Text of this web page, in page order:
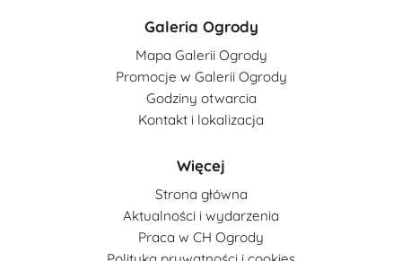
Galeria Ogrody
Mapa Galerii Ogrody
Promocje w Galerii Ogrody
Godziny otwarcia
Kontakt i lokalizacja
Więcej
Strona główna
Aktualności i wydarzenia
Praca w CH Ogrody